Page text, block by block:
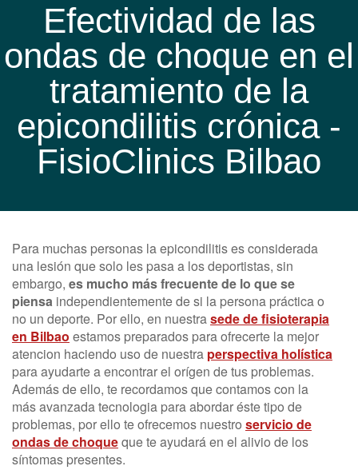
Efectividad de las
ondas de choque en el
tratamiento de la
epicondilitis crónica -
FisioClinics Bilbao
Para muchas personas la epicondilitis es considerada
una lesión que solo les pasa a los deportistas, sin
embargo, es mucho más frecuente de lo que se
piensa independientemente de si la persona práctica o
no un deporte. Por ello, en nuestrasede de fisioterapia
en Bilbao estamos preparados para ofrecerte la mejor
atencion haciendo uso de nuestra perspectiva holística
para ayudarte a encontrar el orígen de tus problemas.
Además de ello, te recordamos que contamos con la
más avanzada tecnologia para abordar éste tipo de
problemas, por ello te ofrecemos nuestro servicio de
ondas de choqueque te ayudará en el alivio de los
síntomas presentes.